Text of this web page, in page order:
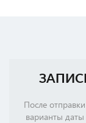
После
варианты